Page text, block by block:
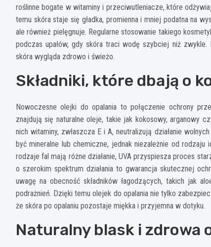
roślinne bogate w witaminy i przeciwutleniacze, które
temu skóra staje się gładka, promienna i mniej podatna na
ale również pielęgnuje. Regularne stosowanie takiego
podczas upałów, gdy skóra traci wodę szybciej niż
skóra wygląda zdrowo i świeżo.
Składniki, które dbają o
Nowoczesne olejki do opalania to połączenie ochrony
znajdują się naturalne oleje, takie jak kokosowy, arganowy
nich witaminy, zwłaszcza E i A, neutralizują działanie
być mineralne lub chemiczne, jednak niezależnie od
rodzaje fal mają różne działanie, UVA przyspiesza proces
o szerokim spektrum działania to gwarancja skutecznej
uwagę na obecność składników łagodzących, takich jak
podrażnień. Dzięki temu olejek do opalania nie tylko
że skóra po opalaniu pozostaje miękka i przyjemna w dotyku.
Naturalny blask i zdrowa